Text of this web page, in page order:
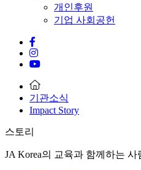
개인후원
기업 사회공헌
기관소식
Impact Story
스토리
JA Korea의 교육과 함께하는